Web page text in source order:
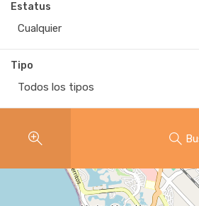
Estatus
Cualquier
Tipo
Todos los tipos